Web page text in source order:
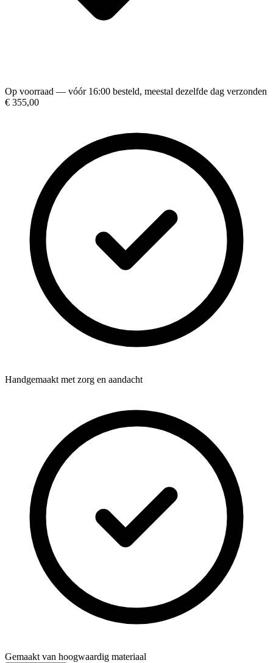
Op voorraad — vóór 16:00 besteld, meestal dezelfde dag verzonden
€ 355,00
Handgemaakt met zorg en aandacht
Gemaakt van hoogwaardig materiaal